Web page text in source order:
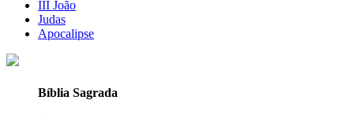
III João
Judas
Apocalipse
Bíblia Sagrada